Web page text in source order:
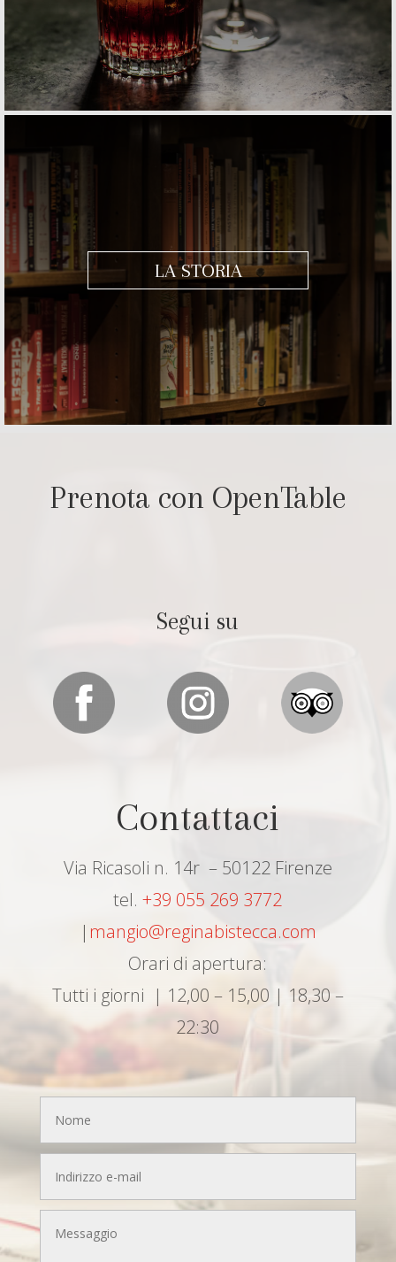
LA STORIA
Prenota con OpenTable
Segui su
Contattaci
Via Ricasoli n. 14r – 50122 Firenze
tel.+39 055 269 3772
| mangio@reginabistecca.com
Orari di apertura:
Tutti i giorni | 12,00 – 15,00 | 18,30 –
22:30